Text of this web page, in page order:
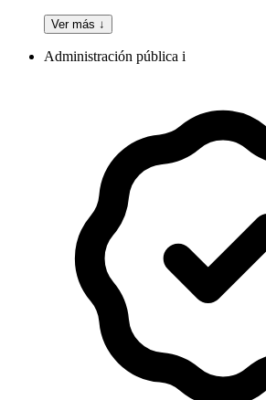
Ver más ↓
Administración pública i